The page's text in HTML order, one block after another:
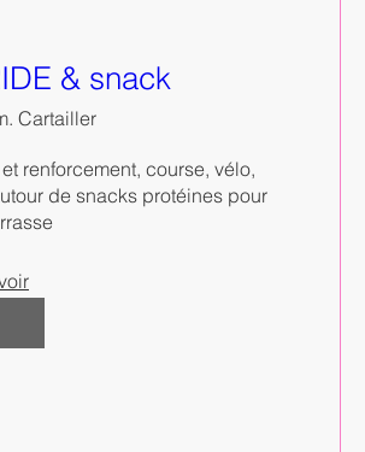
& snack
Cartailler
renforcement, course, vélo,
de snacks protéines pour